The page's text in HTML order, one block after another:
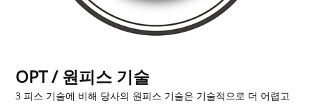
OPT / 원피스 기술
3 피스 기술에 비해 당사의 원피스 기술은 기술적으로 더 어렵고